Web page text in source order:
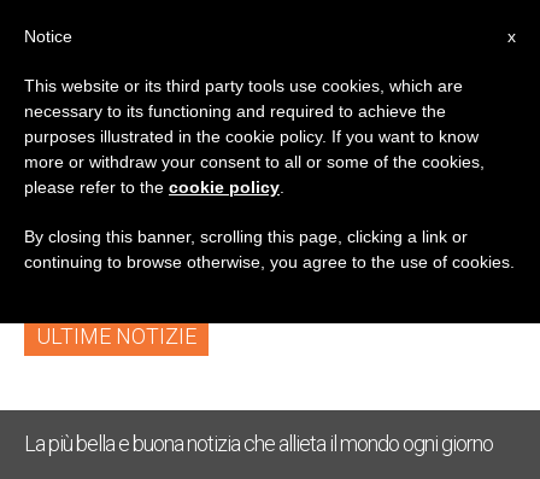
TAG
Posts Tagged ‘Carl
Sandburg’
ULTIME NOTIZIE
La più bella e buona notizia che allieta il mondo ogni giorno
x
Notice
This website or its third party tools use cookies, which are
necessary to its functioning and required to achieve the
purposes illustrated in the cookie policy. If you want to know
more or withdraw your consent to all or some of the cookies,
please refer to the cookie policy
By closing this banner, scrolling this page, clicking a link or
continuing to browse otherwise, you agree to the use of cookies.